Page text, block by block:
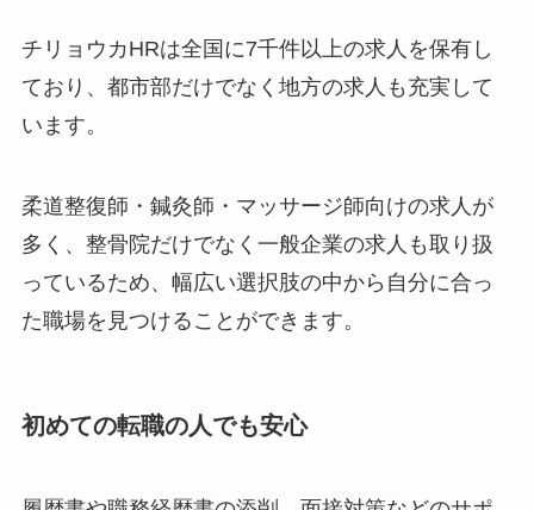
チリョウカHRは全国に7千件以上の求人を保有し
ており、都市部だけでなく地方の求人も充実して
います。
柔道整復師・鍼灸師・マッサージ師向けの求人が
多く、整骨院だけでなく一般企業の求人も取り扱
っているため、幅広い選択肢の中から自分に合っ
た職場を見つけることができます。
初めての転職の人でも安心